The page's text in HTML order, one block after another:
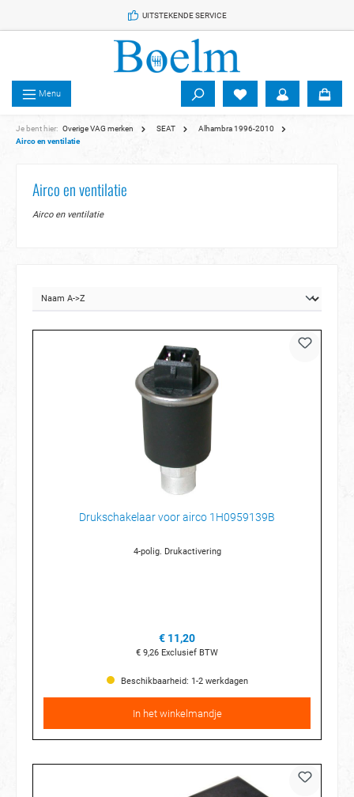
UITSTEKENDE SERVICE
Menu
Je bent hier: Overige VAG merken SEAT
Alhambra 1996-2010
Airco en ventilatie
Airco en ventilatie
Airco en ventilatie
Drukschakelaar voor airco 1H0959139B
4-polig. Drukactivering
€ 11,20
€ 9,26 Exclusief BTW
Beschikbaarheid: 1-2 werkdagen
In het winkelmandje